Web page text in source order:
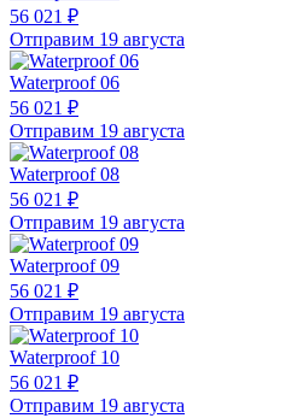
56 021 ₽
Отправим 19 августа
Waterproof 06
56 021 ₽
Отправим 19 августа
Waterproof 08
56 021 ₽
Отправим 19 августа
Waterproof 09
56 021 ₽
Отправим 19 августа
Waterproof 10
56 021 ₽
Отправим 19 августа